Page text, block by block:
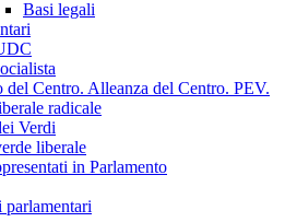
Basi legali
del Centro. Alleanza del Centro. PEV.
radicale
Verdi
liberale
in Parlamento